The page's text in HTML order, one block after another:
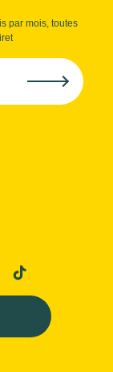
par mois, toutes